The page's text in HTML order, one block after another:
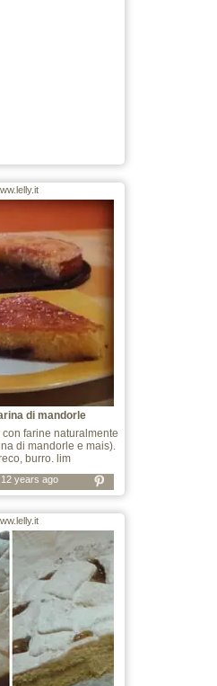
di mandorle
farine naturalmente
di mandorle e mais).
burro. lim
years ago